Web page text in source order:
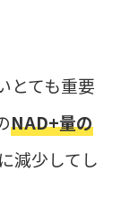
とても重要
NAD+量の
減少してし